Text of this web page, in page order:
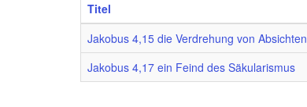
Titel
Jakobus 4,15 die Verdrehung von Absichten
Jakobus 4,17 ein Feind des Säkularismus